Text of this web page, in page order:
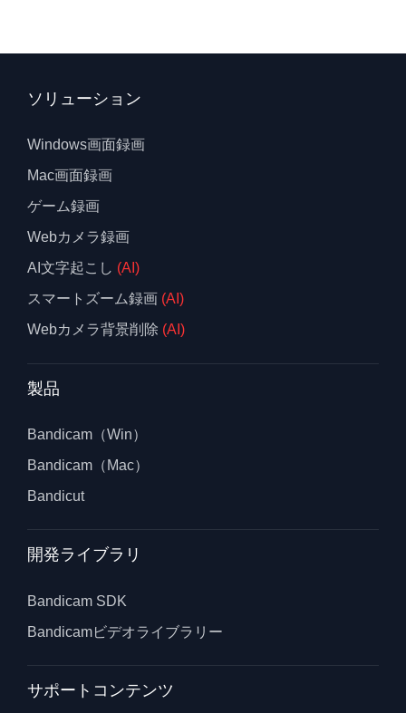
ソリューション
Windows画面録画
Mac画面録画
ゲーム録画
Webカメラ録画
AI文字起こし (AI)
スマートズーム録画 (AI)
Webカメラ背景削除 (AI)
製品
Bandicam（Win）
Bandicam（Mac）
Bandicut
開発ライブラリ
Bandicam SDK
Bandicamビデオライブラリー
サポートコンテンツ